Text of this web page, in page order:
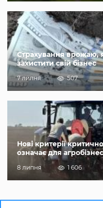
Страхування врожаю,
захистити свій бізнес
7 липня 507
Нові критерії
означає для
8 липня 1 606